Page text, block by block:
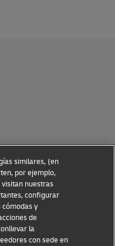
similares, (en
por ejemplo,
nuestras
configurar
y
de
la
con sede en